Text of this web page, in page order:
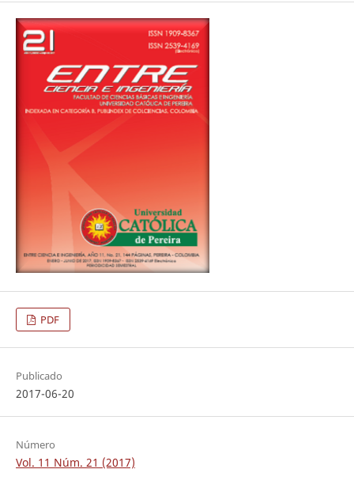
PDF
Publicado
2017-06-20
Número
Vol. 11 Núm. 21 (2017)